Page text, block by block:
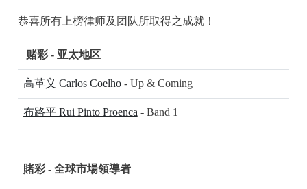
恭喜所有上榜律师及团队所取得之成就！
赌彩 - 亚太地区
高革义 Carlos Coelho- Up & Coming
布路平 Rui Pinto Proenca - Band 1
賭彩 - 全球市場領導者